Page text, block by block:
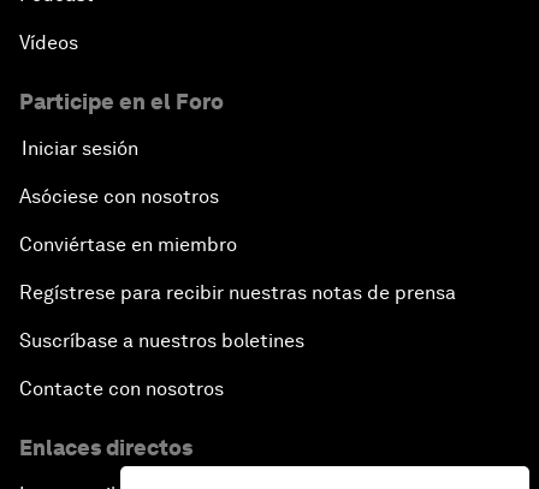
Vídeos
Participe en el Foro
Iniciar sesión
Asóciese con nosotros
Conviértase en miembro
Regístrese para recibir nuestras notas de prensa
Suscríbase a nuestros boletines
Contacte con nosotros
Enlaces directos